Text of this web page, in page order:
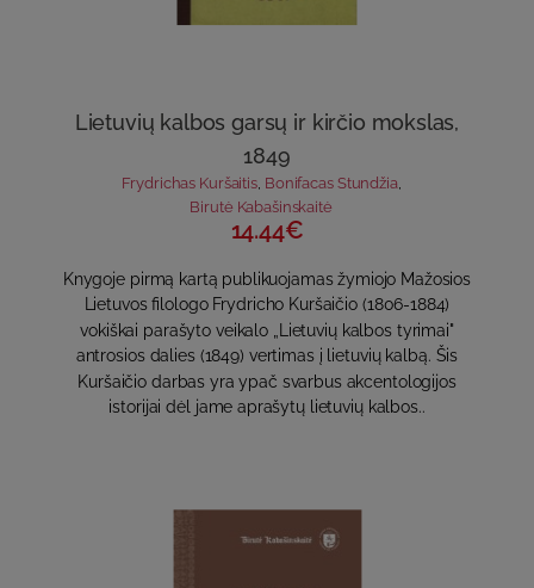
Lietuvių kalbos garsų ir kirčio mokslas,
1849
Frydrichas Kuršaitis, Bonifacas Stundžia,
Birutė Kabašinskaitė
14.44€
Knygoje pirmą kartą publikuojamas žymiojo Mažosios
Lietuvos filologo Frydricho Kuršaičio (1806-1884)
vokiškai parašyto veikalo „Lietuvių kalbos tyrimai"
antrosios dalies (1849) vertimas į lietuvių kalbą. Šis
Kuršaičio darbas yra ypač svarbus akcentologijos
istorijai dėl jame aprašytų lietuvių kalbos..